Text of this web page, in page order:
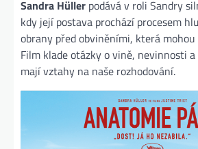
Sandra Hüller podává v roli Sandry
kdy její postava prochází procesem
obrany před obviněními, která
Film klade otázky o vině, nevinnosti
mají vztahy na naše rozhodování.